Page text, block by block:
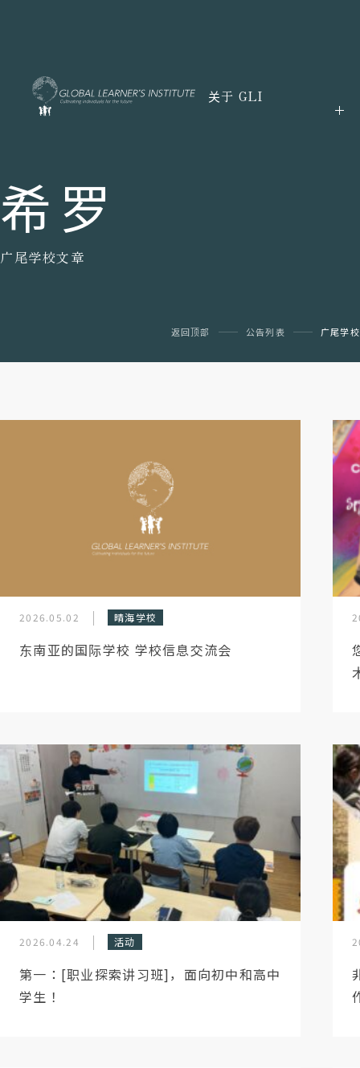
关于 GLI
希罗
广尾学校文章
返回顶部 公告列表 广尾学校
2026.05.02 晴海学校
东南亚的国际学校 学校信息交流会
2026.04.24 活动
第一：[职业探索讲习班]，面向初中和高中
学生！